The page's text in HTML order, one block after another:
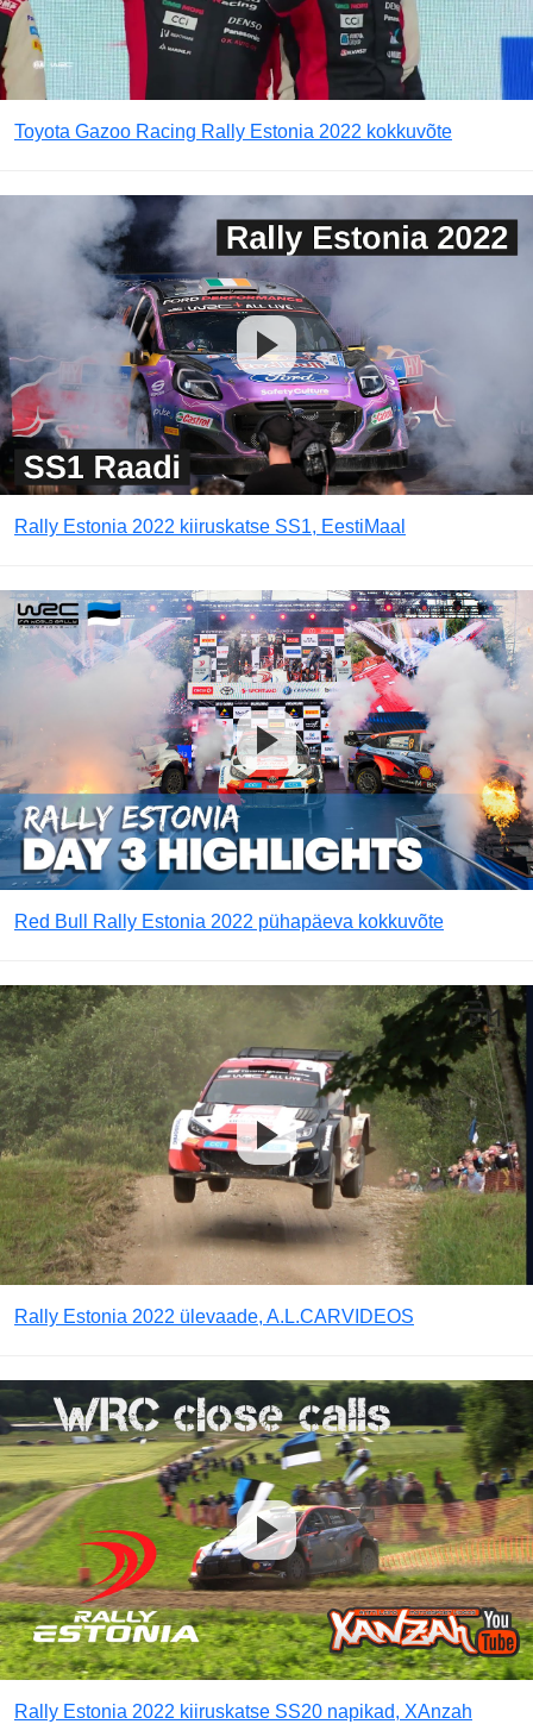
Toyota Gazoo Racing Rally Estonia 2022 kokkuvõte
Rally Estonia 2022 kiiruskatse SS1, EestiMaal
Red Bull Rally Estonia 2022 pühapäeva kokkuvõte
Rally Estonia 2022 ülevaade, A.L.CARVIDEOS
Rally Estonia 2022 kiiruskatse SS20 napikad, XAnzah